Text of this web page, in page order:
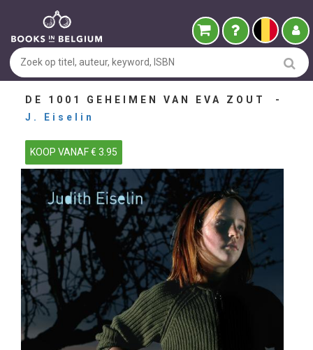
DE 1001 GEHEIMEN VAN EVA ZOUT -
J. Eiselin
KOOP VANAF € 3.95